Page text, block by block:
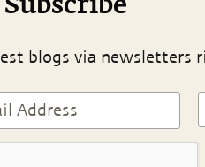
Subscribe
blogs via newsletters